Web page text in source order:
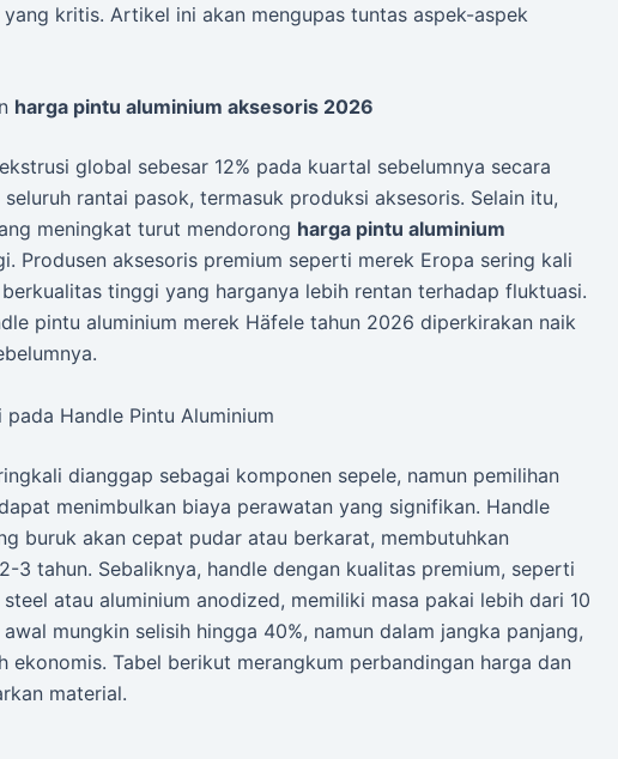
kritis. Artikel ini akan mengupas tuntas aspek-aspek
harga pintu aluminium aksesoris 2026
global sebesar 12% pada kuartal sebelumnya secara
rantai pasok, termasuk produksi aksesoris. Selain itu,
meningkat turut mendorong harga pintu aluminium
Produsen aksesoris premium seperti merek Eropa sering kali
tinggi yang harganya lebih rentan terhadap fluktuasi.
pintu aluminium merek Häfele tahun 2026 diperkirakan naik
pada Handle Pintu Aluminium
dianggap sebagai komponen sepele, namun pemilihan
menimbulkan biaya perawatan yang signifikan. Handle
buruk akan cepat pudar atau berkarat, membutuhkan
3 tahun. Sebaliknya, handle dengan kualitas premium, seperti
atau aluminium anodized, memiliki masa pakai lebih dari 10
mungkin selisih hingga 40%, namun dalam jangka panjang,
ekonomis. Tabel berikut merangkum perbandingan harga dan
material.